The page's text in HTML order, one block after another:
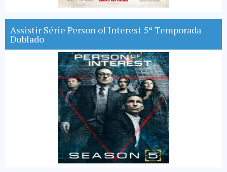
Assistir Série Person of Interest 5ª Temporada
Dublado